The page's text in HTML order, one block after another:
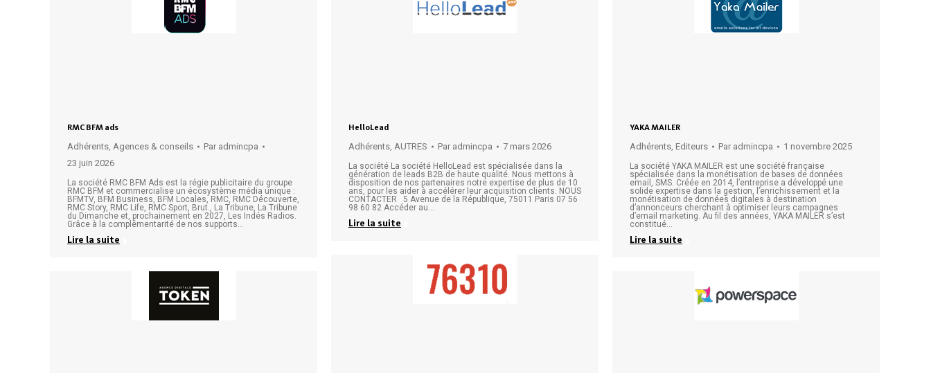
RMC BFM ads
Adhérents, Agences & conseils Par admincpa
23 juin 2026
La société RMC BFM Ads est la régie publicitaire du groupe
RMC BFM et commercialise un écosystème média unique :
BFMTV, BFM Business, BFM Locales, RMC, RMC Découverte,
RMC Story, RMC Life, RMC Sport, Brut., La Tribune, La Tribune
du Dimanche et, prochainement en 2027, Les Indés Radios.
Grâce à la complémentarité de nos supports…
Lire la suite
HelloLead
Adhérents, AUTRES Par admincpa 7 mars 2026
La société La société HelloLead est spécialisée dans la
génération de leads B2B de haute qualité. Nous mettons à
disposition de nos partenaires notre expertise de plus de 10
ans, pour les aider à accélérer leur acquisition clients. NOUS
CONTACTER 5 Avenue de la République, 75011 Paris 07 56
98 60 82 Accéder au…
Lire la suite
YAKA MAILER
Adhérents, Editeurs Par admincpa 1 novembre 2025
La société YAKA MAILER est une société française
spécialisée dans la monétisation de bases de données
email, SMS. Créée en 2014, l’entreprise a développé une
solide expertise dans la gestion, l’enrichissement et la
monétisation de données digitales à destination
d’annonceurs cherchant à optimiser leurs campagnes
d’email marketing. Au fil des années, YAKA MAILER s’est
constitué…
Lire la suite